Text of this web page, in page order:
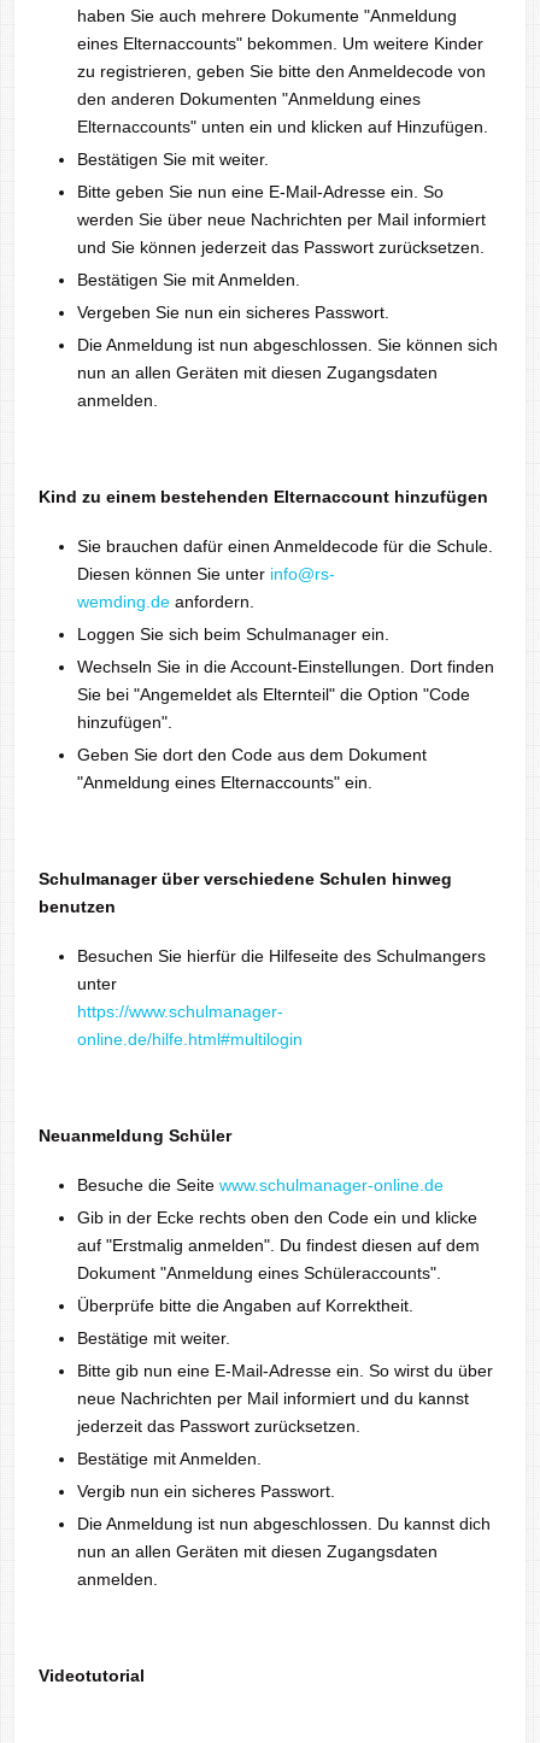
haben Sie auch mehrere Dokumente "Anmeldung
eines Elternaccounts" bekommen. Um weitere Kinder
zu registrieren, geben Sie bitte den Anmeldecode von
den anderen Dokumenten "Anmeldung eines
Elternaccounts" unten ein und klicken auf Hinzufügen.
Bestätigen Sie mit weiter.
Bitte geben Sie nun eine E-Mail-Adresse ein. So
werden Sie über neue Nachrichten per Mail informiert
und Sie können jederzeit das Passwort zurücksetzen.
Bestätigen Sie mit Anmelden.
Vergeben Sie nun ein sicheres Passwort.
Die Anmeldung ist nun abgeschlossen. Sie können sich
nun an allen Geräten mit diesen Zugangsdaten
anmelden.
Kind zu einem bestehenden Elternaccount hinzufügen
Sie brauchen dafür einen Anmeldecode für die Schule.
Diesen können Sie unter info@rs-
wemding.de anfordern.
Loggen Sie sich beim Schulmanager ein.
Wechseln Sie in die Account-Einstellungen. Dort finden
Sie bei "Angemeldet als Elternteil" die Option "Code
hinzufügen".
Geben Sie dort den Code aus dem Dokument
"Anmeldung eines Elternaccounts" ein.
Schulmanager über verschiedene Schulen hinweg
benutzen
Besuchen Sie hierfür die Hilfeseite des Schulmangers
unter
https://www.schulmanager-
online.de/hilfe.html#multilogin
Neuanmeldung Schüler
Besuche die Seite www.schulmanager-online.de
Gib in der Ecke rechts oben den Code ein und klicke
auf "Erstmalig anmelden". Du findest diesen auf dem
Dokument "Anmeldung eines Schüleraccounts".
Überprüfe bitte die Angaben auf Korrektheit.
Bestätige mit weiter.
Bitte gib nun eine E-Mail-Adresse ein. So wirst du über
neue Nachrichten per Mail informiert und du kannst
jederzeit das Passwort zurücksetzen.
Bestätige mit Anmelden.
Vergib nun ein sicheres Passwort.
Die Anmeldung ist nun abgeschlossen. Du kannst dich
nun an allen Geräten mit diesen Zugangsdaten
anmelden.
Videotutorial